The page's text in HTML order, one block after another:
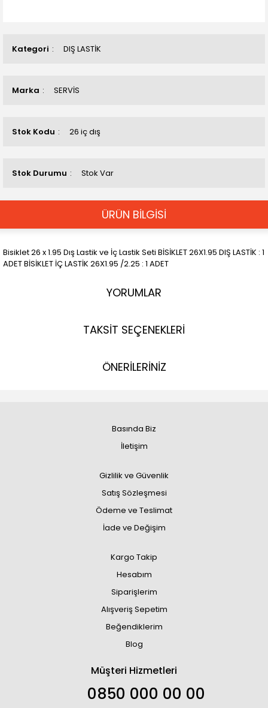
Kategori DIŞ LASTİK
Marka SERVİS
Stok Kodu 26 iç dış
Stok Durumu Stok Var
ÜRÜN BİLGİSİ
Bisiklet 26 x 1.95 Dış Lastik ve İç Lastik Seti BİSİKLET 26X1.95 DIŞ LASTİK : 1
ADET BİSİKLET İÇ LASTİK 26X1.95 /2.25 : 1 ADET
YORUMLAR
TAKSİT SEÇENEKLERİ
ÖNERİLERİNİZ
Basında Biz
İletişim
Gizlilik ve Güvenlik
Satış Sözleşmesi
Ödeme ve Teslimat
İade ve Değişim
Kargo Takip
Hesabım
Siparişlerim
Alışveriş Sepetim
Beğendiklerim
Blog
Müşteri Hizmetleri
0850 000 00 00